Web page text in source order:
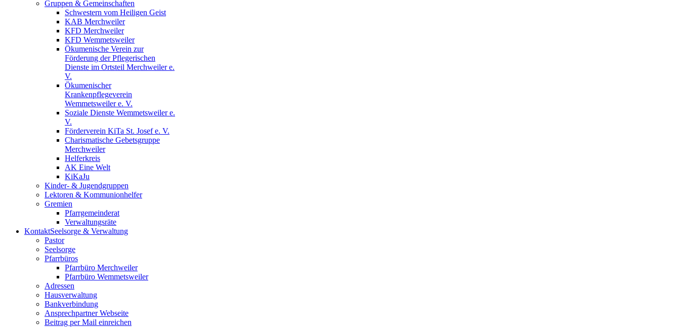
Gruppen & Gemeinschaften
Schwestern vom Heiligen Geist
KAB Merchweiler
KFD Merchweiler
KFD Wemmetsweiler
Ökumenische Verein zur
Förderung der Pflegerischen
Dienste im Ortsteil Merchweiler e.
V.
Ökumenischer
Krankenpflegeverein
Wemmetsweiler e. V.
Soziale Dienste Wemmetsweiler e.
V.
Förderverein KiTa St. Josef e. V.
Charismatische Gebetsgruppe
Merchweiler
Helferkreis
AK Eine Welt
KiKaJu
Kinder- & Jugendgruppen
Lektoren & Kommunionhelfer
Gremien
Pfarrgemeinderat
Verwaltungsräte
KontaktSeelsorge & Verwaltung
Pastor
Seelsorge
Pfarrbüros
Pfarrbüro Merchweiler
Pfarrbüro Wemmetsweiler
Adressen
Hausverwaltung
Bankverbindung
Ansprechpartner Webseite
Beitrag per Mail einreichen